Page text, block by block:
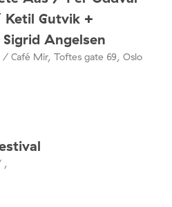
Gutvik +
Angelsen
/ Café Mir, Toftes gate 69, Oslo
,